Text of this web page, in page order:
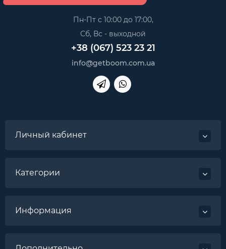
Пн-Пт с 10:00 до 17:00,
Сб, Вс - выходной
+38 (067) 523 23 21
info@getboom.com.ua
Личный кабинет
Категории
Информация